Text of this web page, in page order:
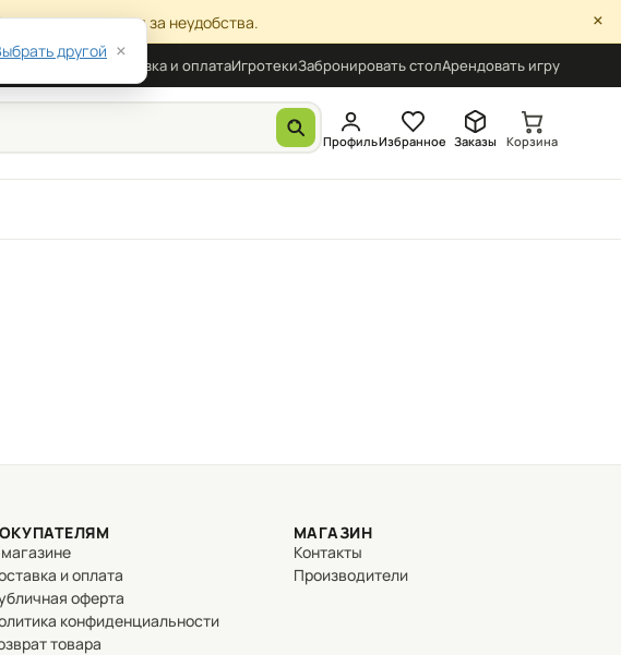
извинения за неудобства. ×
Доставка и оплатаИгротекиЗабронировать столАрендовать игру
ПрофильИзбранное Заказы Корзина
и оплата
оферта
конфиденциальности
товара
МАГАЗИН
Контакты
Производители
другой ×